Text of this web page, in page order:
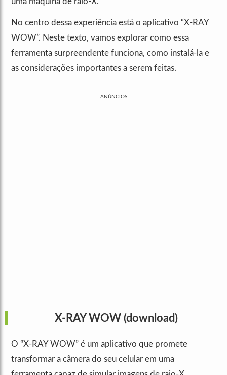
No centro dessa experiência está o aplicativo “X-RAY
WOW”. Neste texto, vamos explorar como essa
ferramenta surpreendente funciona, como instalá-la e
as considerações importantes a serem feitas.
ANÚNCIOS
X-RAY WOW (download)
O “X-RAY WOW” é um aplicativo que promete
transformar a câmera do seu celular em uma